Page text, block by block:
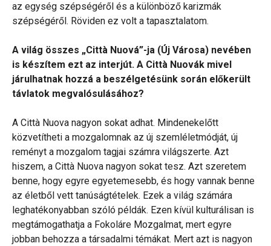
az egység szépségéről és a különböző karizmák
szépségéről. Röviden ez volt a tapasztalatom.
A világ összes „Città Nuová”-ja (Új Városa) nevében
is készítem ezt az interjút. A Città Nuovák mivel
járulhatnak hozzá a beszélgetésünk során előkerült
távlatok megvalósulásához?
A Città Nuova nagyon sokat adhat. Mindenekelőtt
közvetítheti a mozgalomnak az új szemléletmódját, új
reményt a mozgalom tagjai számra világszerte. Azt
hiszem, a Città Nuova nagyon sokat tesz. Azt szeretem
benne, hogy egyre egyetemesebb, és hogy vannak benne
az életből vett tanúságtételek. Ezek a világ számára
leghatékonyabban szóló példák. Ezen kívül kulturálisan is
megtámogathatja a Fokoláre Mozgalmat, mert egyre
jobban behozza a társadalmi témákat. Mert azt is nagyon